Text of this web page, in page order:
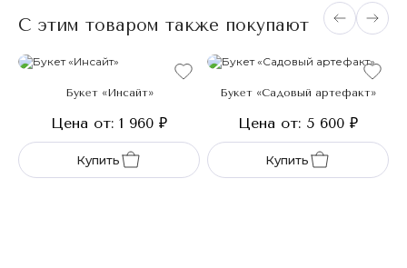
С этим товаром также покупают
Букет «Инсайт»
Цена от: 1 960 ₽
Купить
Букет «Садовый артефакт»
Цена от: 5 600 ₽
Купить